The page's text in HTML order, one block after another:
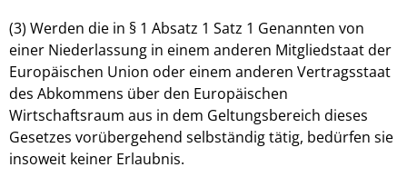
(3) Werden die in § 1 Absatz 1 Satz 1 Genannten von
einer Niederlassung in einem anderen Mitgliedstaat der
Europäischen Union oder einem anderen Vertragsstaat
des Abkommens über den Europäischen
Wirtschaftsraum aus in dem Geltungsbereich dieses
Gesetzes vorübergehend selbständig tätig, bedürfen sie
insoweit keiner Erlaubnis.